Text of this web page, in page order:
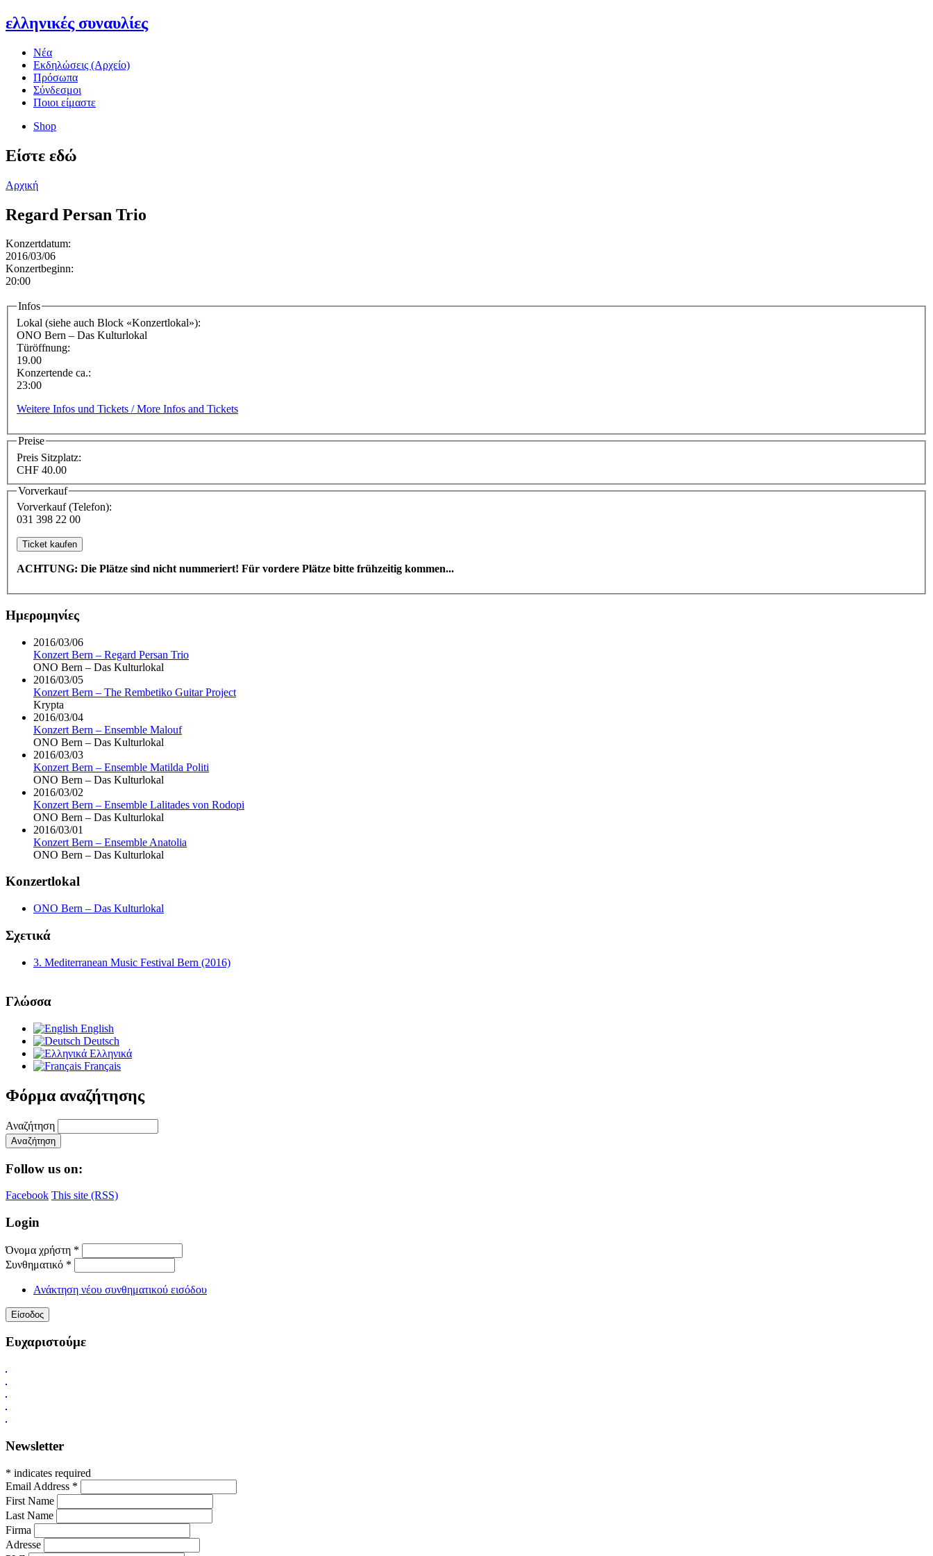
ελληνικές συναυλίες
Νέα
Εκδηλώσεις (Αρχείο)
Πρόσωπα
Σύνδεσμοι
Ποιοι είμαστε
Shop
Είστε εδώ
Αρχική
Regard Persan Trio
Konzertdatum:
2016/03/06
Konzertbeginn:
20:00
Infos
Lokal (siehe auch Block «Konzertlokal»):
ONO Bern – Das Kulturlokal
Türöffnung:
19.00
Konzertende ca.:
23:00
Weitere Infos und Tickets / More Infos and Tickets
Preise
Preis Sitzplatz:
CHF 40.00
Vorverkauf
Vorverkauf (Telefon):
031 398 22 00
ACHTUNG: Die Plätze sind nicht nummeriert! Für vordere Plätze bitte frühzeitig kommen...
Ημερομηνίες
2016/03/06
Konzert Bern – Regard Persan Trio
ONO Bern – Das Kulturlokal
2016/03/05
Konzert Bern – The Rembetiko Guitar Project
Krypta
2016/03/04
Konzert Bern – Ensemble Malouf
ONO Bern – Das Kulturlokal
2016/03/03
Konzert Bern – Ensemble Matilda Politi
ONO Bern – Das Kulturlokal
2016/03/02
Konzert Bern – Ensemble Lalitades von Rodopi
ONO Bern – Das Kulturlokal
2016/03/01
Konzert Bern – Ensemble Anatolia
ONO Bern – Das Kulturlokal
Konzertlokal
ONO Bern – Das Kulturlokal
Σχετικά
3. Mediterranean Music Festival Bern (2016)
Γλώσσα
English
Deutsch
Ελληνικά
Français
Φόρμα αναζήτησης
Αναζήτηση
Follow us on:
Facebook This site (RSS)
Login
Όνομα χρήστη *
Συνθηματικό *
Ανάκτηση νέου συνθηματικού εισόδου
Ευχαριστούμε
Newsletter
* indicates required
Email Address *
First Name
Last Name
Firma
Adresse